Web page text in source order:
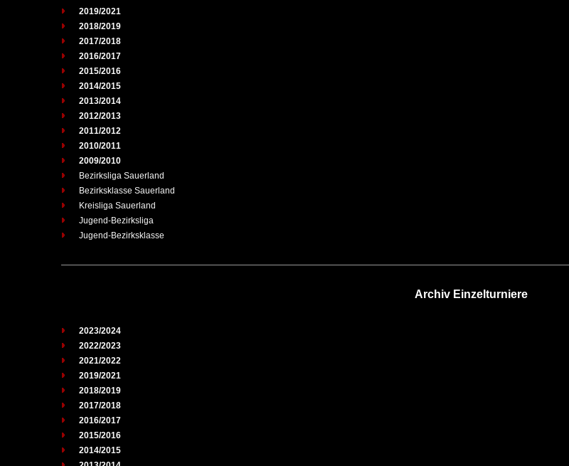
2019/2021
2018/2019
2017/2018
2016/2017
2015/2016
2014/2015
2013/2014
2012/2013
2011/2012
2010/2011
2009/2010
Bezirksliga Sauerland
Bezirksklasse Sauerland
Kreisliga Sauerland
Jugend-Bezirksliga
Jugend-Bezirksklasse
Archiv Einzelturniere
2023/2024
2022/2023
2021/2022
2019/2021
2018/2019
2017/2018
2016/2017
2015/2016
2014/2015